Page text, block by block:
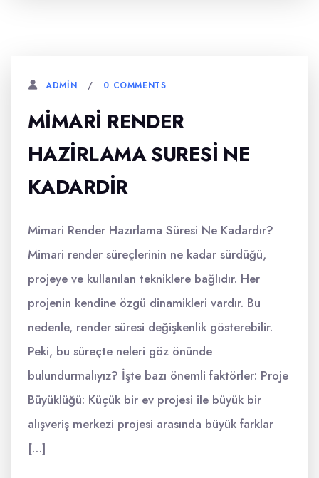
ADMIN 0 COMMENTS
MIMARI RENDER
HAZIRLAMA SURESI NE
KADARDIR
Mimari Render Hazırlama Süresi Ne Kadardır?
Mimari render süreçlerinin ne kadar sürdüğü,
projeye ve kullanılan tekniklere bağlıdır. Her
projenin kendine özgü dinamikleri vardır. Bu
nedenle, render süresi değişkenlik gösterebilir.
Peki, bu süreçte neleri göz önünde
bulundurmalıyız? İşte bazı önemli faktörler: Proje
Büyüklüğü: Küçük bir ev projesi ile büyük bir
alışveriş merkezi projesi arasında büyük farklar
[…]